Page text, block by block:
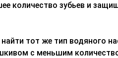
количество зубьев и
тот же тип водяного
с меньшим